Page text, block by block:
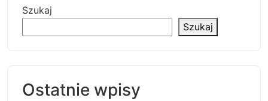
Szukaj
Szukaj
Ostatnie wpisy